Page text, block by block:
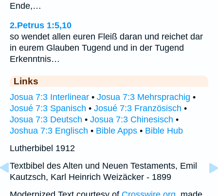
Ende,…
2.Petrus 1:5,10
so wendet allen euren Fleiß daran und reichet dar
in eurem Glauben Tugend und in der Tugend
Erkenntnis…
Links
Josua 7:3 Interlinear • Josua 7:3 Mehrsprachig •
Josué 7:3 Spanisch • Josué 7:3 Französisch •
Josua 7:3 Deutsch • Josua 7:3 Chinesisch •
Joshua 7:3 Englisch • Bible Apps • Bible Hub
Lutherbibel 1912
Textbibel des Alten und Neuen Testaments, Emil
Kautzsch, Karl Heinrich Weizäcker - 1899